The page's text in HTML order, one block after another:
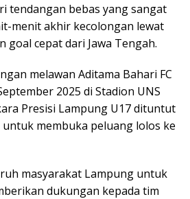
tendangan bebas yang sangat
menit akhir kecolongan lewat
goal cepat dari Jawa Tengah.
melawan Aditama Bahari FC
2025 di Stadion UNS
Presisi Lampung U17 dituntut
membuka peluang lolos ke
masyarakat Lampung untuk
dukungan kepada tim